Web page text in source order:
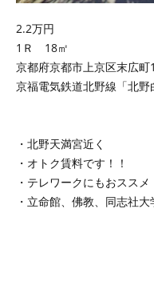
2.2万円
1Ｒ 18㎡
京都府京都市上京区末広町
京福電気鉄道北野線「北
・北野天満宮近く
・オトク賃料です！！
・テレワークにもおススメ
・立命館、佛教、同志社